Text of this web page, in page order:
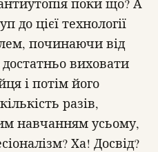
поки що? А
до цієї технології
починаючи від
достатньо виховати
і потім його
разів,
навчанням усьому,
Ха! Досвід?